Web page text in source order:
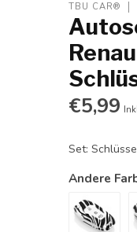
TBU CAR®
€5,99
Set:
Andere